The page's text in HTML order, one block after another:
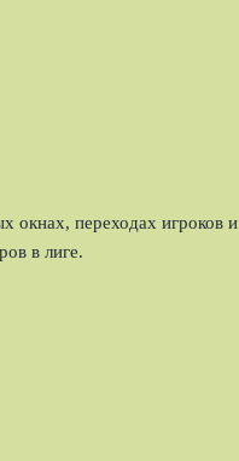
окнах, переходах игроков и
в лиге.